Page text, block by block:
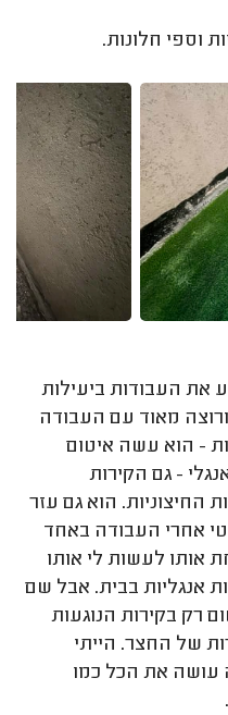
וספי חלונות.
את העבודות ביעילות
מאוד עם העבודה
- הוא עשה איטום
- גם הקירות
החיצוניות. הוא גם עזר
אחרי העבודה באחד
אותו לעשות לי אותו
בעוד 2 חצרות אנגליות בבית. אבל שם
רק בקירות הנוגעות
של החצר. הייתי
עושה את הכל כמו